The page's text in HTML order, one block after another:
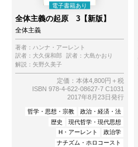
全体主義の起原 3【新版】
全体主義
著者： ハンナ・アーレント
訳者： 大久保和郎 訳者： 大島かおり
解説： 矢野久美子
定価：本体4,800円＋税
ISBN 978-4-622-08627-7 C1031
2017年8月23日発行
哲学・思想・宗教
政治・経済・法
歴史
現代哲学・現代思想
H・アーレント
政治学
ナチズム・ホロコースト